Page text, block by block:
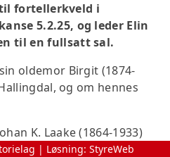
fortellerkveld i
5.2.25, og leder Elin
til en fullsatt sal.
oldemor Birgit (1874-
og om hennes
K. Laake (1864-1933)
Nordgarn Egner, og fikk
| Løsning: StyreWeb